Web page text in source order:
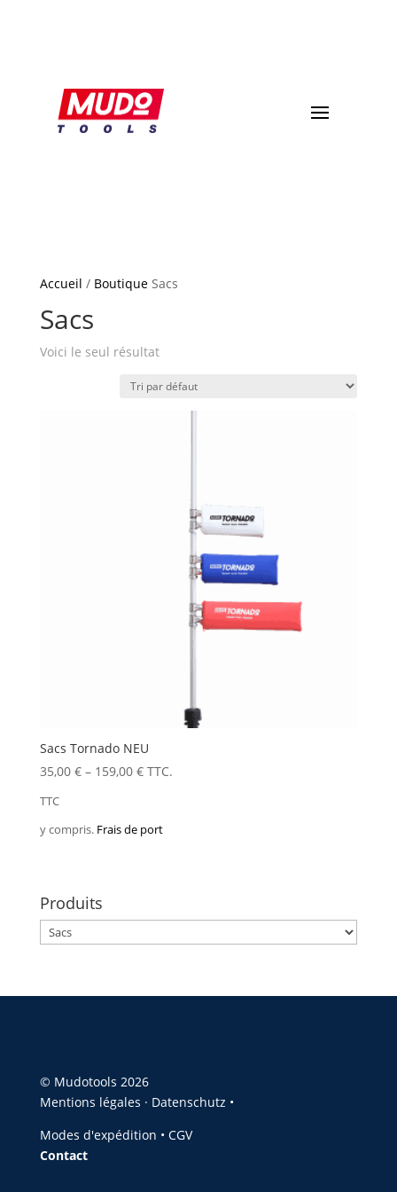
Accueil / BoutiqueSacs
Sacs
Voici le seul résultat
Sacs Tornado NEU
35,00 €– 159,00 € TTC.
TTC
y compris. Frais de port
Produits
© Mudotools 2026
Mentions légales · Datenschutz •
Modes d'expédition • CGV
Contact